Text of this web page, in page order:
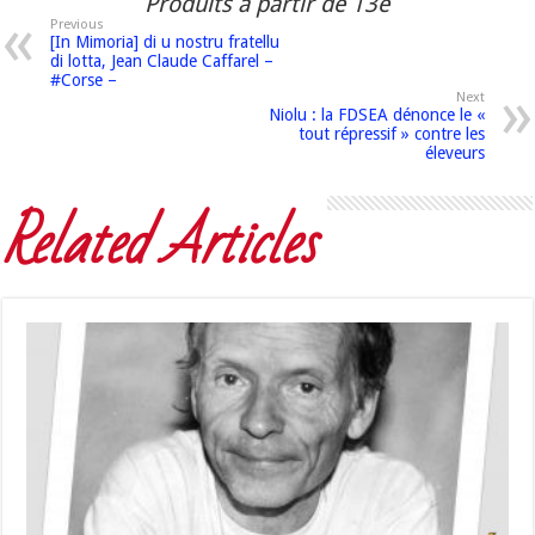
Previous
[In Mimoria] di u nostru fratellu
di lotta, Jean Claude Caffarel –
#Corse –
Next
Niolu : la FDSEA dénonce le «
tout répressif » contre les
éleveurs
Related Articles